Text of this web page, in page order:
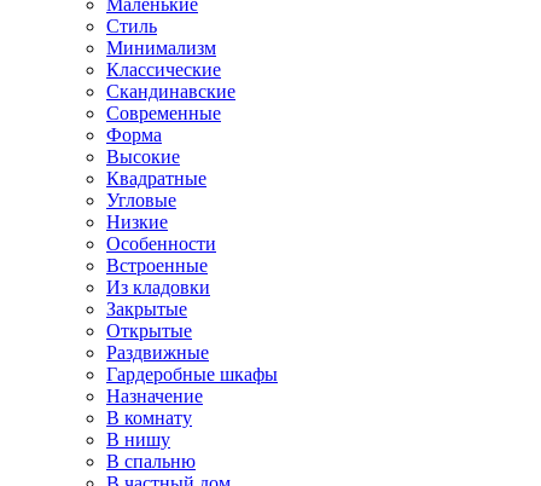
Маленькие
Стиль
Минимализм
Классические
Скандинавские
Современные
Форма
Высокие
Квадратные
Угловые
Низкие
Особенности
Встроенные
Из кладовки
Закрытые
Открытые
Раздвижные
Гардеробные шкафы
Назначение
В комнату
В нишу
В спальню